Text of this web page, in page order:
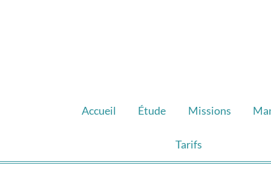
Accueil Étude Missions
Tarifs